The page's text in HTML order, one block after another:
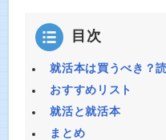
目次
就活本は買うべき？
おすすめリスト
就活と就活本
まとめ